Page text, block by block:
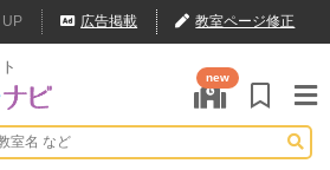
UP 広告掲載 教室ページ修正
new
催】夏休みの作文・日記お助け講座
表